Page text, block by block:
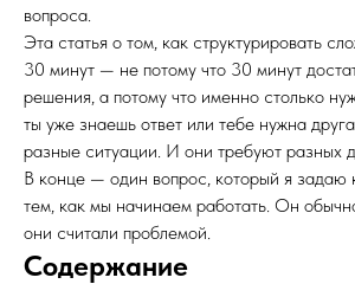
вопроса.
Эта статья о том, как структурировать
30 минут — не потому что 30 минут
решения, а потому что именно столько
ты уже знаешь ответ или тебе нужна
разные ситуации. И они требуют разных
В конце — один вопрос, который я задаю
тем, как мы начинаем работать. Он
они считали проблемой.
Содержание